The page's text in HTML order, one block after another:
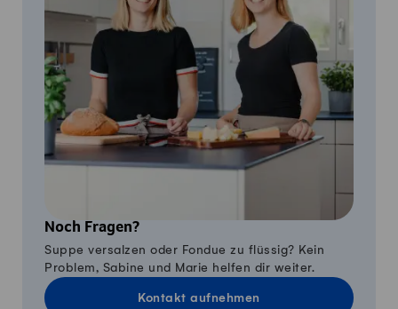
Noch Fragen?
Suppe versalzen oder Fondue zu flüssig? Kein
Problem, Sabine und Marie helfen dir weiter.
Kontakt aufnehmen